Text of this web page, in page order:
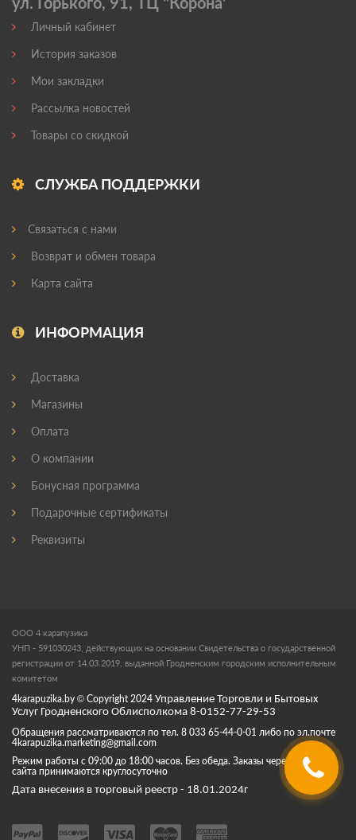
Личный кабинет
История заказов
Мои закладки
Рассылка новостей
Товары со скидкой
СЛУЖБА ПОДДЕРЖКИ
Связаться с нами
Возврат и обмен товара
Карта сайта
ИНФОРМАЦИЯ
Доставка
Магазины
Оплата
О компании
Бонусная программа
Подарочные сертификаты
Реквизиты
ООО 4 карапузика
УНП - 591030243, действующих на основании Свидетельства о государственной
регистрации от 14.03.2019, выданной Гродненским городским исполнительным
комитетом
4karapuzika.by © Copyright 2024 Управление Торговли и Бытовых
Услуг Гродненского Облисполкома 8-0152-77-29-53
Обращения рассматриваются по тел. 8 033 65-44-0-01 либо по эл.почте
4karapuzika.marketing@gmail.com
Режим работы с 09:00 до 18:00 часов. Без обеда. Заказы через корзину
сайта принимаются круглосуточно
Дата внесения в торговый реестр - 18.01.2024г